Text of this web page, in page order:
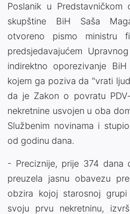
Poslanik u Predstavničkom
skupštine BiH Saša
otvoreno pismo ministru
predsjedavajućem
indirektno oporezivanje
kojem ga poziva da "vrati
da je Zakon o povratu
nekretnine usvojen u oba
Službenim novinama i
od godinu dana.
- Preciznije, prije 374 dana
preuzela jasnu obavezu
obzira kojoj starosnoj
svoju prvu nekretninu,